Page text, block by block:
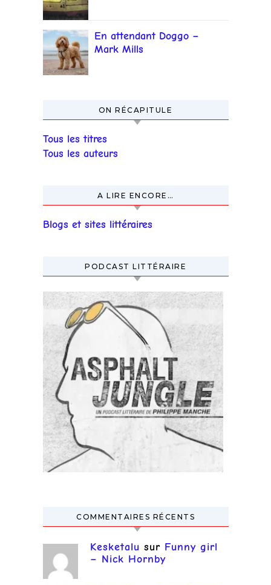
En attendant Doggo –
Mark Mills
ON RÉCAPITULE
Tous les titres
Tous les auteurs
A LIRE ENCORE…
Blogs et sites littéraires
PODCAST LITTÉRAIRE
COMMENTAIRES RÉCENTS
Kesketalu sur Funny girl
– Nick Hornby